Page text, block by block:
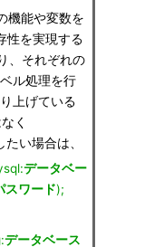
機能や変数を
性を実現する
、それぞれの
ル処理を行
上げている
く
い場合は、
データベー
スワード);
データベース